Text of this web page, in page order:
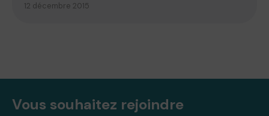
12 décembre 2015
Vous souhaitez rejoindre